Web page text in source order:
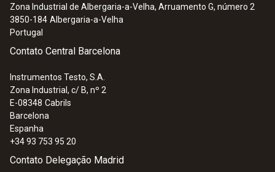
Zona Industrial de Albergaria-a-Velha, Arruamento G, número 2
3850-184 Albergaria-a-Velha
Portugal
Contato Central Barcelona
Instrumentos Testo, S.A.
Zona Industrial, c/ B, nº 2
E-08348 Cabrils
Barcelona
Espanha
+34 93 753 95 20
Contato Delegação Madrid